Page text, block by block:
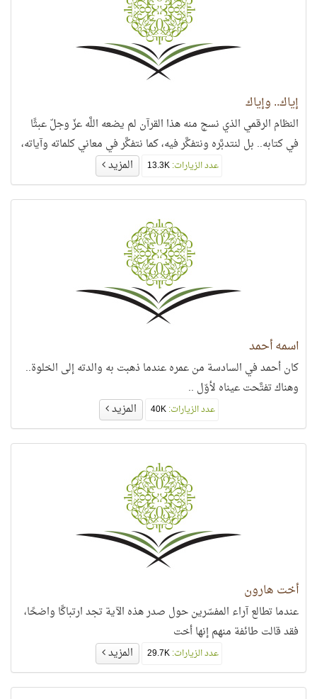
إياك.. وإياك
النظام الرقمي الذي نسج منه هذا القرآن لم يضعه اللَّه عزّ وجلّ عبثًا
في كتابه.. بل لنتدبَّره ونتفكَّر فيه، كما نتفكَّر في معاني كلماته وآياته،
عدد الزيارات:13.3K المزيد
اسمه أحمد
كان أحمد في السادسة من عمره عندما ذهبت به والدته إلى الخلوة..
وهناك تفتَّحت عيناه لأوّل ..
عدد الزيارات:40K المزيد
أخت هارون
عندما تطالع آراء المفسّرين حول صدر هذه الآية تجد ارتباكًا واضحًا،
فقد قالت طائفة منهم إنها أخت
عدد الزيارات:29.7K المزيد